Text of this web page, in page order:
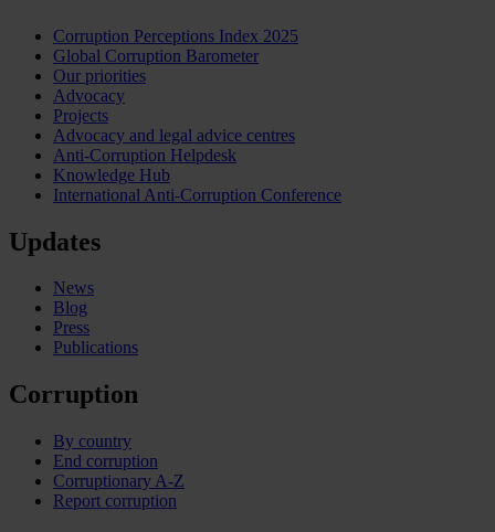
Corruption Perceptions Index 2025
Global Corruption Barometer
Our priorities
Advocacy
Projects
Advocacy and legal advice centres
Anti-Corruption Helpdesk
Knowledge Hub
International Anti-Corruption Conference
Updates
News
Blog
Press
Publications
Corruption
By country
End corruption
Corruptionary A-Z
Report corruption